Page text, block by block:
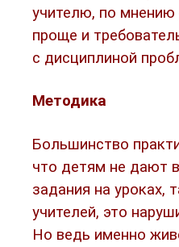
учителю, по мнению
проще и
с дисциплиной
Методика
Большинство
что детям не дают
задания на уроках,
учителей, это
Но ведь именно